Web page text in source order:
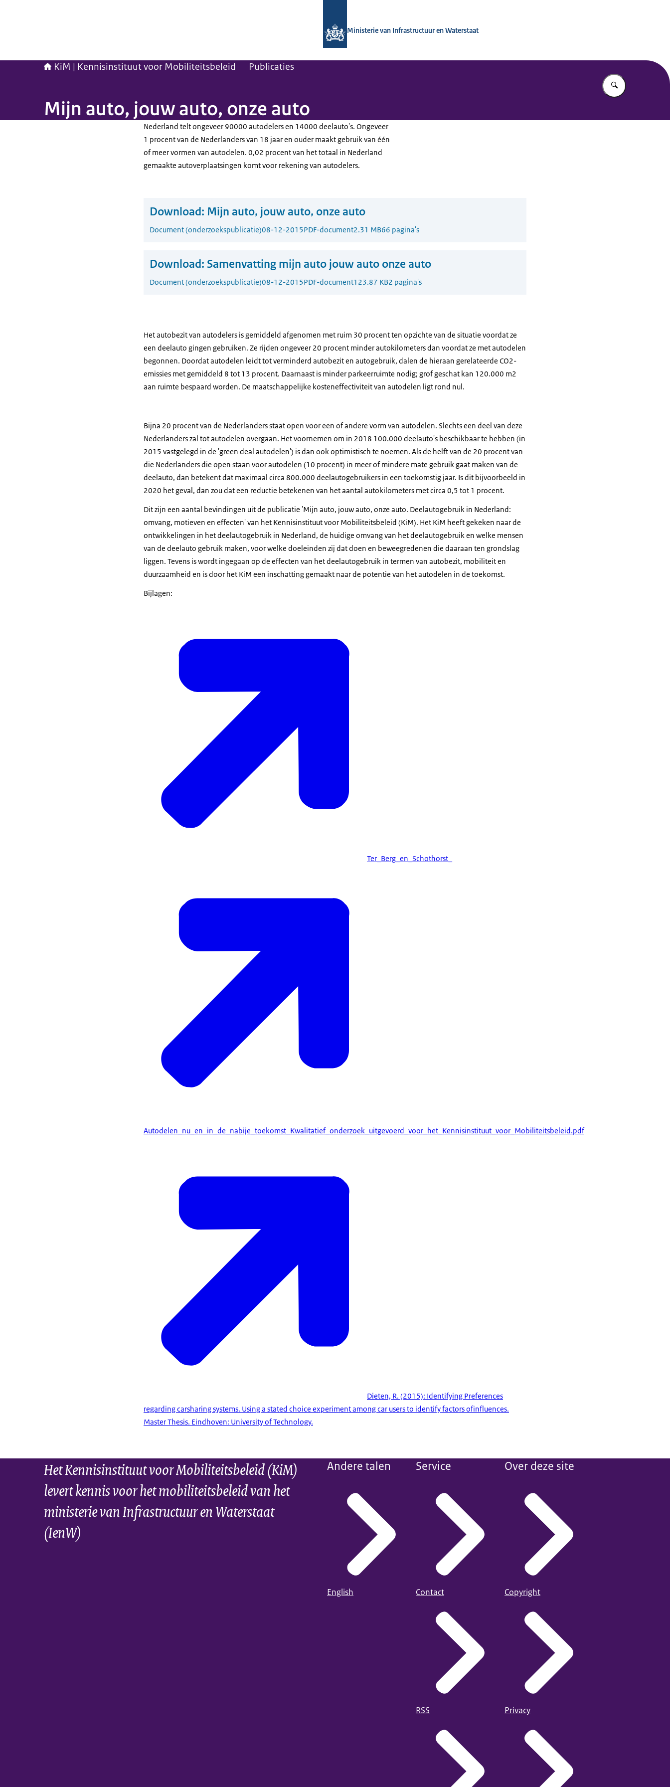
Ministerie van Infrastructuur en Waterstaat
KiM | Kennisinstituut voor Mobiliteitsbeleid Publicaties
Vul in wat u
Mijn auto, jouw auto, onze auto
Nederland telt ongeveer 90000 autodelers en 14000 deelauto's. Ongeveer
1 procent van de Nederlanders van 18 jaar en ouder maakt gebruik van één
of meer vormen van autodelen. 0,02 procent van het totaal in Nederland
gemaakte autoverplaatsingen komt voor rekening van autodelers.
Download: Mijn auto, jouw auto, onze auto
Document (onderzoekspublicatie)08-12-2015PDF-document2.31 MB66 pagina's
Download: Samenvatting mijn auto jouw auto onze auto
Document (onderzoekspublicatie)08-12-2015PDF-document123.87 KB2 pagina's
Het autobezit van autodelers is gemiddeld afgenomen met ruim 30 procent ten opzichte van de situatie voordat ze
een deelauto gingen gebruiken. Ze rijden ongeveer 20 procent minder autokilometers dan voordat ze met autodelen
begonnen. Doordat autodelen leidt tot verminderd autobezit en autogebruik, dalen de hieraan gerelateerde CO2-
emissies met gemiddeld 8 tot 13 procent. Daarnaast is minder parkeerruimte nodig; grof geschat kan 120.000 m2
aan ruimte bespaard worden. De maatschappelijke kosteneffectiviteit van autodelen ligt rond nul.
Bijna 20 procent van de Nederlanders staat open voor een of andere vorm van autodelen. Slechts een deel van deze
Nederlanders zal tot autodelen overgaan. Het voornemen om in 2018 100.000 deelauto's beschikbaar te hebben (in
2015 vastgelegd in de 'green deal autodelen') is dan ook optimistisch te noemen. Als de helft van de 20 procent van
die Nederlanders die open staan voor autodelen (10 procent) in meer of mindere mate gebruik gaat maken van de
deelauto, dan betekent dat maximaal circa 800.000 deelautogebruikers in een toekomstig jaar. Is dit bijvoorbeeld in
2020 het geval, dan zou dat een reductie betekenen van het aantal autokilometers met circa 0,5 tot 1 procent.
Dit zijn een aantal bevindingen uit de publicatie 'Mijn auto, jouw auto, onze auto. Deelautogebruik in Nederland:
omvang, motieven en effecten' van het Kennisinstituut voor Mobiliteitsbeleid (KiM). Het KiM heeft gekeken naar de
ontwikkelingen in het deelautogebruik in Nederland, de huidige omvang van het deelautogebruik en welke mensen
van de deelauto gebruik maken, voor welke doeleinden zij dat doen en beweegredenen die daaraan ten grondslag
liggen. Tevens is wordt ingegaan op de effecten van het deelautogebruik in termen van autobezit, mobiliteit en
duurzaamheid en is door het KiM een inschatting gemaakt naar de potentie van het autodelen in de toekomst.
Bijlagen:
Ter_Berg_en_Schothorst_
Autodelen_nu_en_in_de_nabije_toekomst_Kwalitatief_onderzoek_uitgevoerd_voor_het_Kennisinstituut_voor_Mobiliteitsbeleid.pdf
Dieten, R. (2015): Identifying Preferences
regarding carsharing systems. Using a stated choice experiment among car users to identify factors ofinfluences.
Master Thesis. Eindhoven: University of Technology.
Het Kennisinstituut voor Mobiliteitsbeleid (KiM)
levert kennis voor het mobiliteitsbeleid van het
ministerie van Infrastructuur en Waterstaat
(IenW)
Andere talen
English
Service
Contact
RSS
Over deze site
Copyright
Privacy